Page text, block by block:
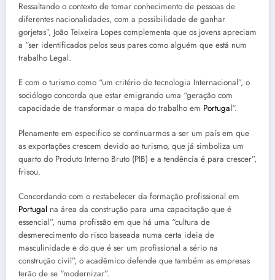
Ressaltando o contexto de tomar conhecimento de pessoas de
diferentes nacionalidades, com a possibilidade de ganhar
gorjetas”, João Teixeira Lopes complementa que os jovens apreciam
a “ser identificados pelos seus pares como alguém que está num
trabalho Legal.
E com o turismo como “um critério de tecnologia Internacional”, o
sociólogo concorda que estar emigrando uma “geração com
capacidade de transformar o mapa do trabalho em Portugal“.
Plenamente em especifico se continuarmos a ser um país em que
as exportações crescem devido ao turismo, que já simboliza um
quarto do Produto Interno Bruto (PIB) e a tendência é para crescer”,
frisou.
Concordando com o restabelecer da formação profissional em
Portugal na área da construção para uma capacitação que é
essencial”, numa profissão em que há uma “cultura de
desmerecimento do risco baseada numa certa ideia de
masculinidade e do que é ser um profissional a sério na
construção civil”, o acadêmico defende que também as empresas
terão de se “modernizar”.